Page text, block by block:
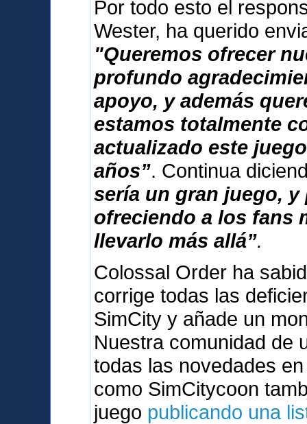
Por todo esto el
Wester, ha querido
"Queremos ofrecer
profundo
apoyo, y además
estamos totalmente
actualizado este
años”. Continua
sería un gran juego,
ofreciendo a los fans
llevarlo más allá”.
Colossal Order ha
corrige todas las
SimCity y añade un
Nuestra comunidad de
todas las novedades
como SimCitycoon
juego publicando una